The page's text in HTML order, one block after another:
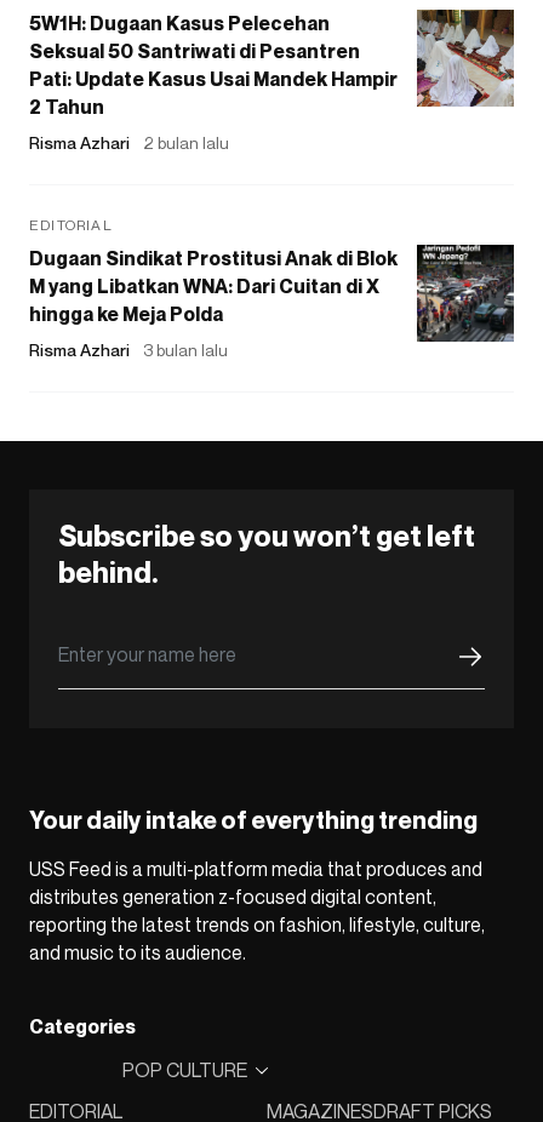
5W1H: Dugaan Kasus Pelecehan
Seksual 50 Santriwati di Pesantren
Pati: Update Kasus Usai Mandek Hampir
2 Tahun
Risma Azhari 2 bulan lalu
EDITORIAL
Dugaan Sindikat Prostitusi Anak di Blok
M yang Libatkan WNA: Dari Cuitan di X
hingga ke Meja Polda
Risma Azhari 3 bulan lalu
Subscribe so you won’t get left
behind.
Your daily intake of everything trending
USS Feed is a multi-platform media that produces and
distributes generation z-focused digital content,
reporting the latest trends on fashion, lifestyle, culture,
and music to its audience.
Categories
EDITORIAL
POP CULTURE
MAGAZINESDRAFT PICKS